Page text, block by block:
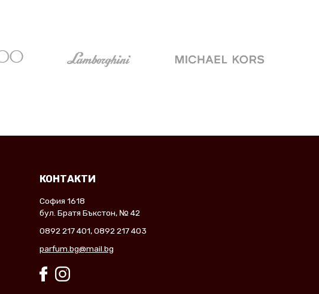
КОНТАКТИ
София 1618
бул. Братя Бъкстон, № 42
0892 217 401,0892 217 403
parfum.bg@mail.bg